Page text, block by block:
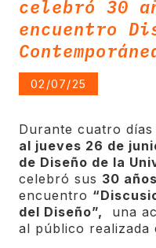
celebró 30
encuentro
02/07/25
Durante cuatro
al jueves 26 de
de Diseño de la
celebró sus 30
encuentro
del Diseño”, una
al público realizada